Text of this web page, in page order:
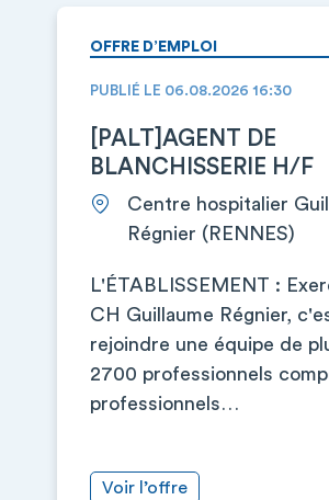
OFFRE D’EMPLOI
PUBLIÉ LE 06.08.2026 16:30
[PALT]AGENT DE
BLANCHISSERIE H/F
Centre hospitalier
Régnier (RENNES)
L'ÉTABLISSEMENT :
CH Guillaume Régnier,
rejoindre une équipe de
2700 professionnels
professionnels…
Voir l’offre